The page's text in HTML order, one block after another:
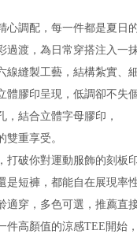
心調配，每一件都是夏日
過渡，為日常穿搭注入一
線縫製工藝，結構紮實、細
體膠印呈現，低調卻不失
，結合立體字母膠印，
雙重享受。
打破你對運動服飾的刻板印
是短褲，都能自在展現率性
適穿，多色可選，推薦直
件高顏值的涼感TEE開始，